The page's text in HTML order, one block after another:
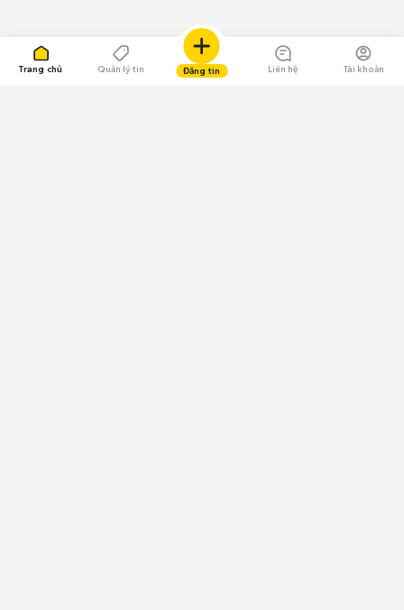
Trang chủ Quản lý tin Đăng tin Liên hệ Tài khoản